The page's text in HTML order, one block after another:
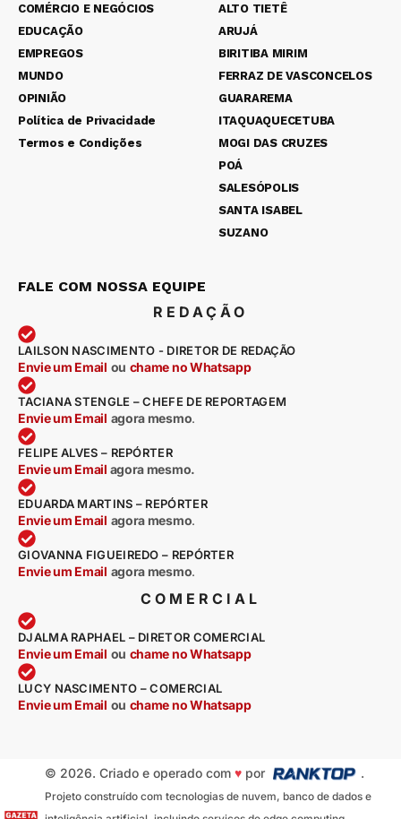
COMÉRCIO E NEGÓCIOS
EDUCAÇÃO
EMPREGOS
MUNDO
OPINIÃO
Política de Privacidade
Termos e Condições
ALTO TIETÊ
ARUJÁ
BIRITIBA MIRIM
FERRAZ DE VASCONCELOS
GUARAREMA
ITAQUAQUECETUBA
MOGI DAS CRUZES
POÁ
SALESÓPOLIS
SANTA ISABEL
SUZANO
FALE COM NOSSA EQUIPE
REDAÇÃO
LAILSON NASCIMENTO - DIRETOR DE REDAÇÃO
Envie um Email ou chame no Whatsapp
TACIANA STENGLE – CHEFE DE REPORTAGEM
Envie um Email agora mesmo.
FELIPE ALVES – REPÓRTER
Envie um Email agora mesmo.
EDUARDA MARTINS – REPÓRTER
Envie um Email agora mesmo.
GIOVANNA FIGUEIREDO – REPÓRTER
Envie um Email agora mesmo.
COMERCIAL
DJALMA RAPHAEL – DIRETOR COMERCIAL
Envie um Email ou chame no Whatsapp
LUCY NASCIMENTO – COMERCIAL
Envie um Email ou chame no Whatsapp
© 2026. Criado e operado com ♥por .
Projeto construído com tecnologias de nuvem, banco de dados e